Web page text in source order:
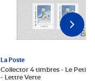
La Poste
Collector 4 timbres - Le Petit
- Lettre Verte